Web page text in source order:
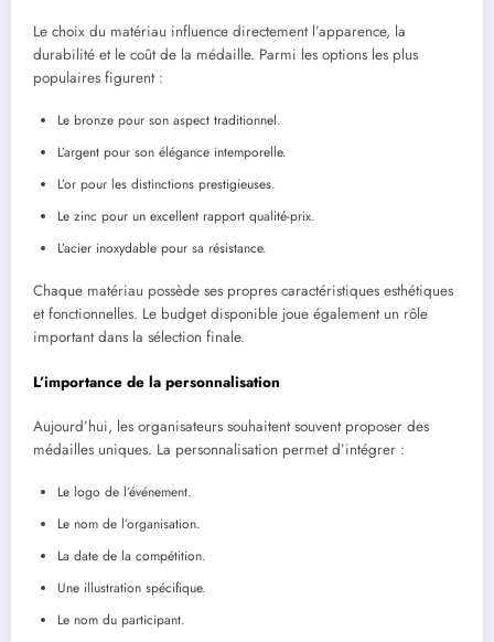
Le choix du matériau influence directement l’apparence, la
durabilité et le coût de la médaille. Parmi les options les plus
populaires figurent :
Le bronze pour son aspect traditionnel.
L’argent pour son élégance intemporelle.
L’or pour les distinctions prestigieuses.
Le zinc pour un excellent rapport qualité-prix.
L’acier inoxydable pour sa résistance.
Chaque matériau possède ses propres caractéristiques esthétiques
et fonctionnelles. Le budget disponible joue également un rôle
important dans la sélection finale.
L’importance de la personnalisation
Aujourd’hui, les organisateurs souhaitent souvent proposer des
médailles uniques. La personnalisation permet d’intégrer :
Le logo de l’événement.
Le nom de l’organisation.
La date de la compétition.
Une illustration spécifique.
Le nom du participant.